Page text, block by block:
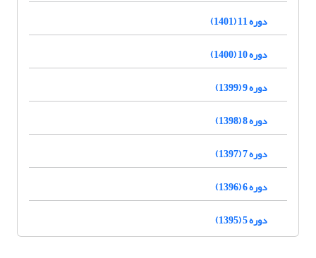
دوره 11 (1401)
دوره 10 (1400)
دوره 9 (1399)
دوره 8 (1398)
دوره 7 (1397)
دوره 6 (1396)
دوره 5 (1395)